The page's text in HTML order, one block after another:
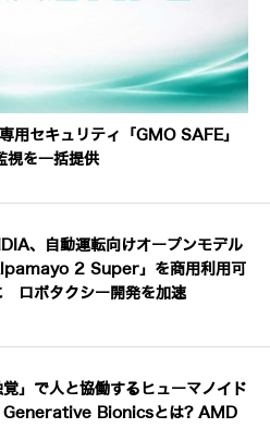
用セキュリティ「GMO SAFE」
視を一括提供
、自動運転向けオープンモデル
2 Super」を商用利用可
ロボタクシー開発を加速
覚」で人と協働するヒューマノイド
Bionicsとは? AMD